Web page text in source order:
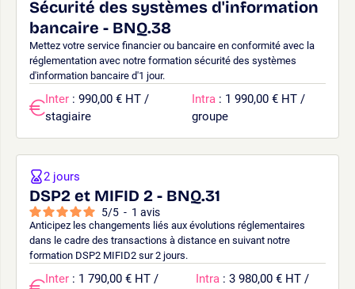
Sécurité des systèmes d'information
bancaire - BNQ.38
Mettez votre service financier ou bancaire en conformité avec la
réglementation avec notre formation sécurité des systèmes
d'information bancaire d'1 jour.
Inter : 990,00 € HT /
stagiaire
Intra : 1 990,00 € HT /
groupe
DSP2 et MIFID 2 - BNQ.31
5/5 - 1 avis
Anticipez les changements liés aux évolutions réglementaires
dans le cadre des transactions à distance en suivant notre
formation DSP2 MIFID2 sur 2 jours.
2 jours
Inter : 1 790,00 € HT /
Intra : 3 980,00 € HT /